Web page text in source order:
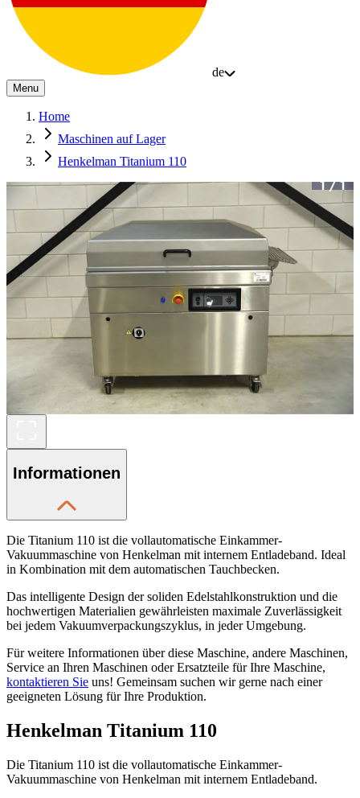
de
Menu
Home
Maschinen auf Lager
Henkelman Titanium 110
1/1
Informationen
Die Titanium 110 ist die vollautomatische Einkammer-
Vakuummaschine von Henkelman mit internem Entladeband. Ideal
in Kombination mit dem automatischen Tauchbecken.
Das intelligente Design der soliden Edelstahlkonstruktion und die
hochwertigen Materialien gewährleisten maximale Zuverlässigkeit
bei jedem Vakuumverpackungszyklus, in jeder Umgebung.
Für weitere Informationen über diese Maschine, andere Maschinen,
Service an Ihren Maschinen oder Ersatzteile für Ihre Maschine,
kontaktieren Sie uns! Gemeinsam suchen wir gerne nach einer
geeigneten Lösung für Ihre Produktion.
Henkelman Titanium 110
Die Titanium 110 ist die vollautomatische Einkammer-
Vakuummaschine von Henkelman mit internem Entladeband.